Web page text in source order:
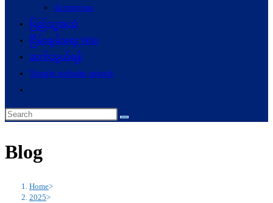
Acronyms
ပြည်သူ့အသံ
ငြိမ်းချမ်းရေး Wiki
ဆက်သွယ်ရန်
Toggle website search
Blog
Home>
2025>